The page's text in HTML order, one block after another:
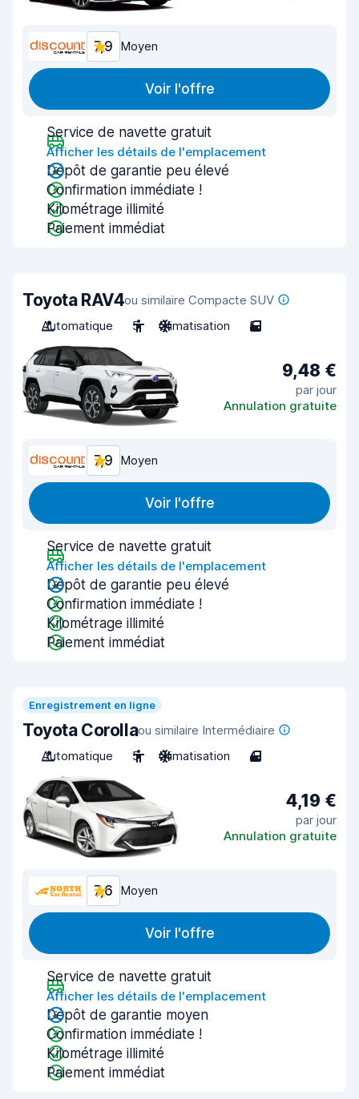
7,9 Moyen
Voir l'offre
Service de navette gratuit
Afficher les détails de l'emplacement
Dépôt de garantie peu élevé
Confirmation immédiate !
Kilométrage illimité
Paiement immédiat
Toyota RAV4ou similaire Compacte SUV
Automatique
5 Climatisation 5
9,48 €
par jour
Annulation gratuite
7,9 Moyen
Voir l'offre
Service de navette gratuit
Afficher les détails de l'emplacement
Dépôt de garantie peu élevé
Confirmation immédiate !
Kilométrage illimité
Paiement immédiat
Enregistrement en ligne
Toyota Corollaou similaire Intermédiaire
Automatique
5 Climatisation 4
4,19 €
par jour
Annulation gratuite
7,6 Moyen
Voir l'offre
Service de navette gratuit
Afficher les détails de l'emplacement
Dépôt de garantie moyen
Confirmation immédiate !
Kilométrage illimité
Paiement immédiat